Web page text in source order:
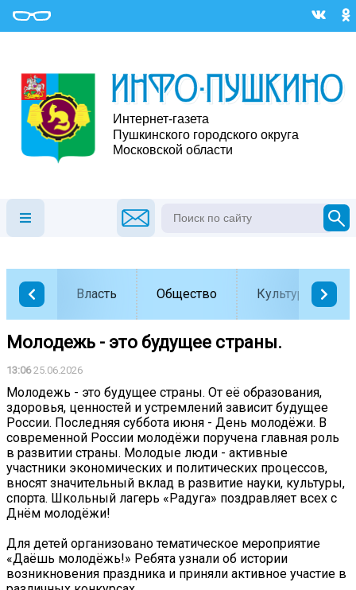
Власть Общество Культура
Молодежь - это будущее страны.
13:0625.06.2026
Молодежь - это будущее страны. От её образования,
здоровья, ценностей и устремлений зависит будущее
России. Последняя суббота июня - День молодёжи. В
современной России молодёжи поручена главная роль
в развитии страны. Молодые люди - активные
участники экономических и политических процессов,
вносят значительный вклад в развитие науки, культуры,
спорта. Школьный лагерь «Радуга» поздравляет всех с
Днём молодёжи!
Для детей организовано тематическое мероприятие
«Даёшь молодёжь!» Ребята узнали об истории
возникновения праздника и приняли активное участие в